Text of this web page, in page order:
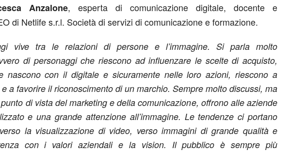
Anzalone, esperta di comunicazione digitale, docente e
di Netlife s.r.l. Società di servizi di comunicazione e formazione.
vive tra le relazioni di persone e l’immagine. Si parla molto
di personaggi che riescono ad influenzare le scelte di acquisto,
nascono con il digitale e sicuramente nelle loro azioni, riescono a
a favorire il riconoscimento di un marchio. Sempre molto discussi, ma
di vista del marketing e della comunicazione, offrono alle aziende
e una grande attenzione all’immagine. Le tendenze ci portano
la visualizzazione di video, verso immagini di grande qualità e
con i valori aziendali e la vision. Il pubblico è sempre più